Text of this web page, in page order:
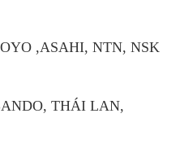
,ASAHI, NTN, NSK
THÁI LAN,